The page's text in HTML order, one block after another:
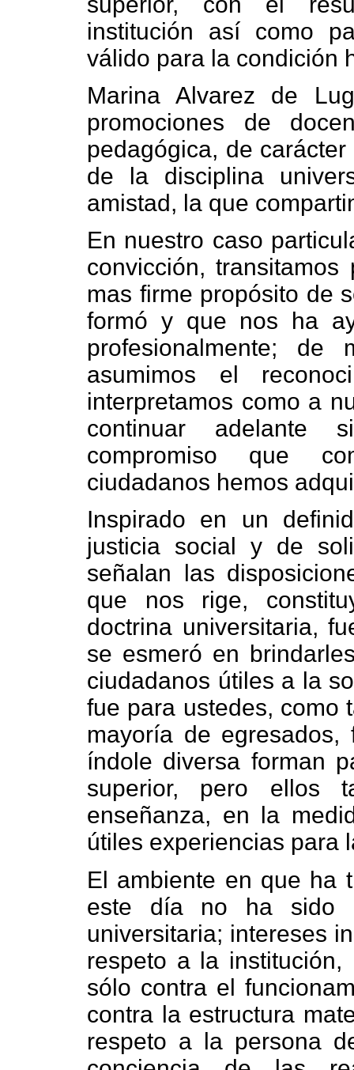
institución así como
válido para la condición
Marina Alvarez de
promociones de
pedagógica, de
de la disciplina
amistad, la que
En nuestro caso
convicción,
mas firme propósito de
formó y que nos ha
profesionalmente;
asumimos el
interpretamos como a
continuar adelante
compromiso que
ciudadanos hemos
Inspirado en un
justicia social y de
señalan las
que nos rige,
doctrina universitaria,
se esmeró en
ciudadanos útiles a la
fue para ustedes, como
mayoría de
índole diversa forman
superior, pero ellos
enseñanza, en la
útiles experiencias para
El ambiente en que ha
este día no ha sido
universitaria; intereses
respeto a la
sólo contra el
contra la estructura
respeto a la persona